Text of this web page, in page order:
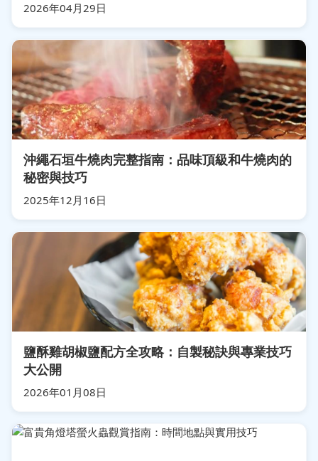
2026年04月29日
沖繩石垣牛燒肉完整指南：品味頂級和牛燒肉的
秘密與技巧
2025年12月16日
鹽酥雞胡椒鹽配方全攻略：自製秘訣與專業技巧
大公開
2026年01月08日